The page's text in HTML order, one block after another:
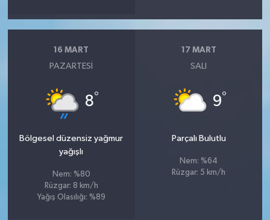
16 MART
PAZARTESI
8°
Bölgesel düzensiz yağmur
yağışlı
Nem: %80
Rüzgar: 8 km/h
Yağış Olasılığı: %89
17 MART
SALI
9°
Parçalı Bulutlu
Nem: %64
Rüzgar: 5 km/h